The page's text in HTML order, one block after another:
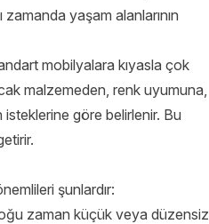
yaşam alanlarının
mobilyalara kıyasla çok
malzemeden, renk uyumuna,
göre belirlenir. Bu
şunlardır:
zaman küçük veya düzensiz